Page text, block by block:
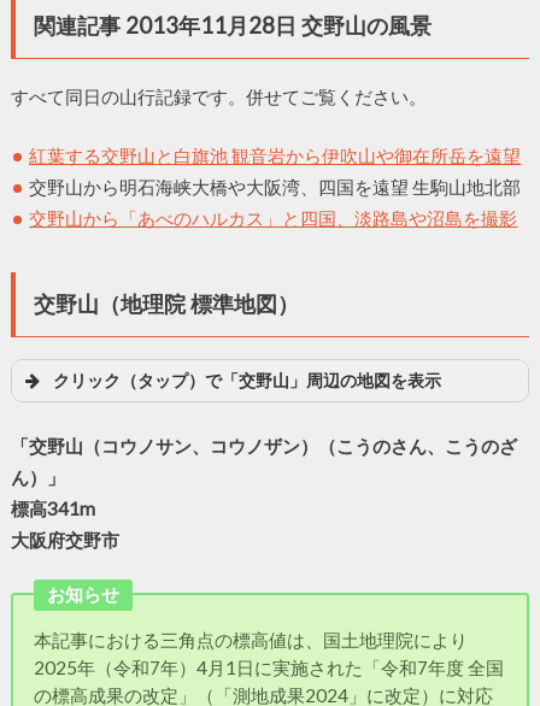
関連記事 2013年11月28日 交野山の風景
すべて同日の山行記録です。併せてご覧ください。
紅葉する交野山と白旗池 観音岩から伊吹山や御在所岳を遠望
交野山から明石海峡大橋や大阪湾、四国を遠望 生駒山地北部
交野山から「あべのハルカス」と四国、淡路島や沼島を撮影
交野山（地理院 標準地図）
クリック（タップ）で「交野山」周辺の地図を表示
「交野山（コウノサン、コウノザン）（こうのさん、こうのざ
ん）」
標高341m
大阪府交野市
お知らせ
本記事における三角点の標高値は、国土地理院により
2025年（令和7年）4月1日に実施された「令和7年度 全国
の標高成果の改定」（「測地成果2024」に改定）に対応